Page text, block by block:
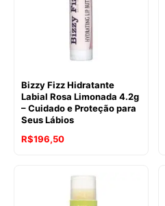
Bizzy Fizz Hidratante
Labial Rosa Limonada 4.2g
– Cuidado e Proteção para
Seus Lábios
R$196,50